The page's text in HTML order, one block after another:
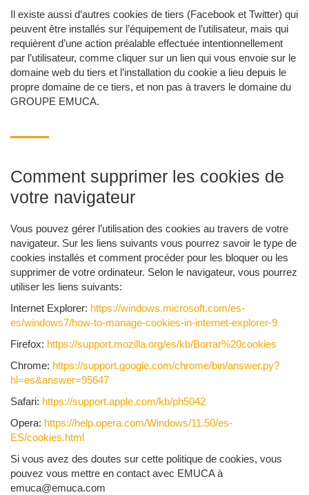
Il existe aussi d’autres cookies de tiers (Facebook et Twitter) qui
peuvent être installés sur l’équipement de l’utilisateur, mais qui
requièrent d’une action préalable effectuée intentionnellement
par l’utilisateur, comme cliquer sur un lien qui vous envoie sur le
domaine web du tiers et l’installation du cookie a lieu depuis le
propre domaine de ce tiers, et non pas à travers le domaine du
GROUPE EMUCA.
Comment supprimer les cookies de
votre navigateur
Vous pouvez gérer l’utilisation des cookies au travers de votre
navigateur. Sur les liens suivants vous pourrez savoir le type de
cookies installés et comment procéder pour les bloquer ou les
supprimer de votre ordinateur. Selon le navigateur, vous pourrez
utiliser les liens suivants:
Internet Explorer: https://windows.microsoft.com/es-
es/windows7/how-to-manage-cookies-in-internet-explorer-9
Firefox: https://support.mozilla.org/es/kb/Borrar%20cookies
Chrome: https://support.google.com/chrome/bin/answer.py?
hl=es&answer=95647
Safari: https://support.apple.com/kb/ph5042
Opera: https://help.opera.com/Windows/11.50/es-
ES/cookies.html
Si vous avez des doutes sur cette politique de cookies, vous
pouvez vous mettre en contact avec EMUCA à
emuca@emuca.com